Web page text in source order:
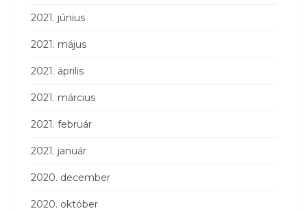
2021. június
2021. május
2021. április
2021. március
2021. február
2021. január
2020. december
2020. október